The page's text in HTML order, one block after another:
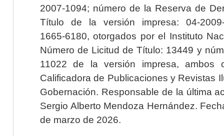
2007-1094; número de la Reserva de
Título de la versión impresa: 04-2009-
1665-6180, otorgados por el Instituto
Número de Licitud de Título: 13449 y
11022 de la versión impresa, ambos
Calificadora de Publicaciones y Revistas
Gobernación. Responsable de la última
Sergio Alberto Mendoza Hernández.
de marzo de 2026.